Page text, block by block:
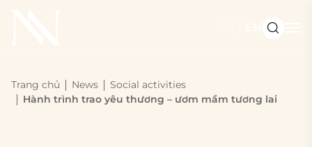
Trang chủ News
Social activities
Hành trình trao yêu thương – ươm mầm tương lai